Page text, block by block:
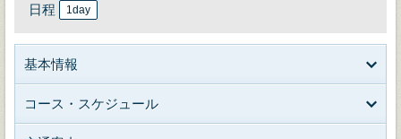
日程 1day
基本情報
コース・スケジュール